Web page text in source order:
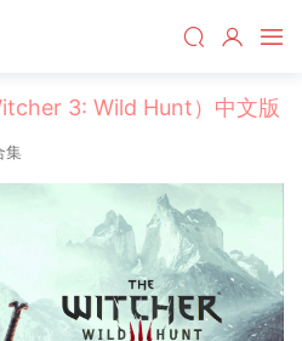
3: Wild Hunt）中文版
集